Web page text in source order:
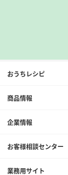
おうちレシピ
商品情報
企業情報
お客様相談センター
業務用サイト